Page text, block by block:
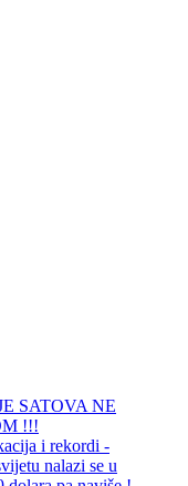
SATOVA NE
!!!
i rekordi -
nalazi se u